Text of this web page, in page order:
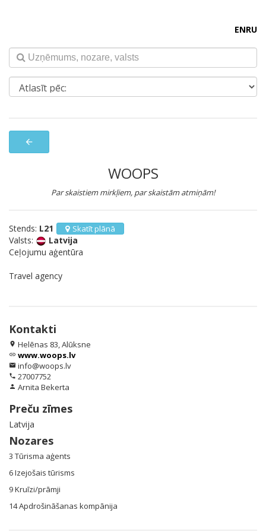
ENRU
arrow_back
WOOPS
Par skaistiem mirkļiem, par skaistām atmiņām!
Stends: L21 Skatīt plānā
Valsts:
Latvija
Ceļojumu aģentūra
Travel agency
Kontakti
location_on Helēnas 83, Alūksne
link www.woops.lv
email info@woops.lv
phone 27007752
person Arnita Bekerta
Preču zīmes
Latvija
Nozares
3 Tūrisma aģents
6 Izejošais tūrisms
9 Kruīzi/prāmji
14 Apdrošināšanas kompānija